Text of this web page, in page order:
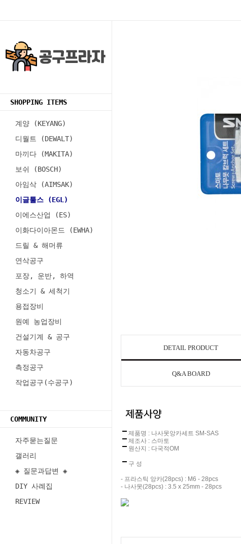
SHOPPING ITEMS
계양 (KEYANG)
디월트 (DEWALT)
마끼다 (MAKITA)
보쉬 (BOSCH)
아임삭 (AIMSAK)
이글툴스 (EGL)
이에스산업 (ES)
이화다이아몬드 (EWHA)
드릴 & 해머류
연삭공구
포장, 운반, 하역
청소기 & 세척기
용접장비
원예 농업장비
건설기계 & 공구
자동차공구
측정공구
작업공구(수공구)
COMMUNITY
자주묻는질문
갤러리
◈ 질문과답변 ◈
DIY 사례집
REVIEW
DETAIL PRODUCT
Q&A BOARD
제품명 : 나사못앙카세트 SM-SAS
제조사 : 스마토
원산지 : 다국적OM
구 성
- 프라스틱 앙카(28pcs) : M6 - 28pcs
- 나사못(28pcs) : 3.5 x 25mm - 28pcs